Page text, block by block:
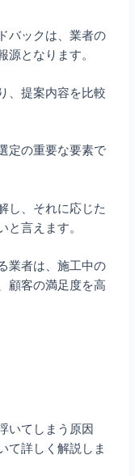
バックは、業者の
となります。
、提案内容を比較
定の重要な要素で
し、それに応じた
言えます。
業者は、施工中の
顧客の満足度を高
いてしまう原因
て詳しく解説しま